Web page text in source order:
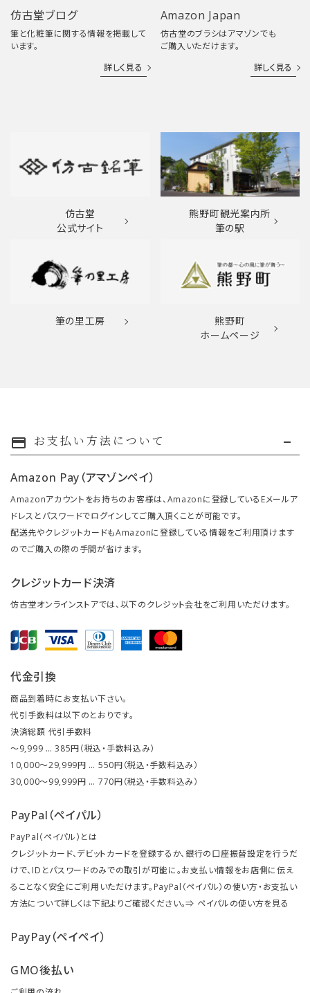
仿古堂ブログ
筆と化粧筆に関する情報を掲載して
います。
詳しく見る
Amazon Japan
仿古堂のブラシはアマゾンでも
ご購入いただけます。
詳しく見る
仿古堂
公式サイト
熊野町観光案内所
筆の駅
筆の里工房
熊野町
ホームページ
payment お支払い方法について
Amazon Pay（アマゾンペイ）
Amazonアカウントをお持ちのお客様は、Amazonに登録しているEメールア
ドレスとパスワードでログインしてご購入頂くことが可能です。
配送先やクレジットカードもAmazonに登録している情報をご利用頂けます
のでご購入の際の手間が省けます。
クレジットカード決済
仿古堂オンラインストアでは、以下のクレジット会社をご利用いただけます。
代金引換
商品到着時にお支払い下さい。
代引手数料は以下のとおりです。
決済総額 代引手数料
～9,999 … 385円（税込・手数料込み）
10,000～29,999円 … 550円（税込・手数料込み）
30,000～99,999円 … 770円（税込・手数料込み）
PayPal（ペイパル）
PayPal（ペイパル）とは
クレジットカード、デビットカードを登録するか、銀行の口座振替設定を行うだ
けで、IDとパスワードのみでの取引が可能に。お支払い情報をお店側に伝え
ることなく安全にご利用いただけます。PayPal（ペイパル）の使い方・お支払い
方法について詳しくは下記よりご確認ください。⇒ ペイパルの使い方を見る
PayPay（ペイペイ）
GMO後払い